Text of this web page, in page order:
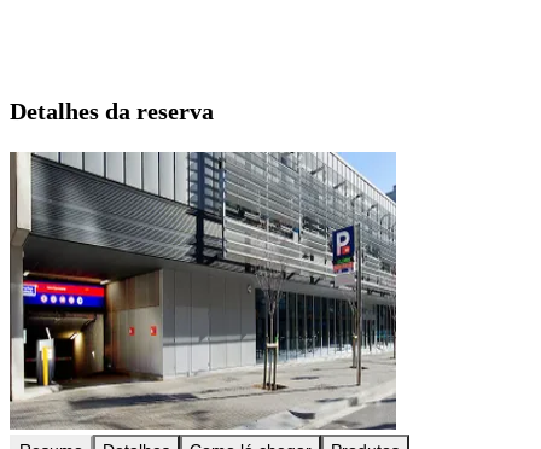
Detalhes da reserva